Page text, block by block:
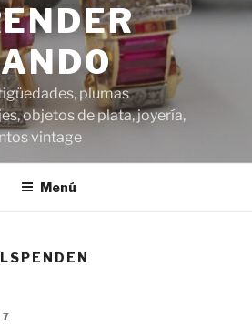
plumas
objetos de plata, joyería,
vintage
Menú